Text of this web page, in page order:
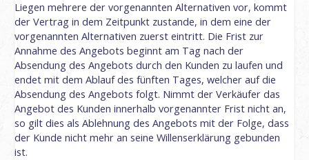
Liegen mehrere der vorgenannten Alternativen vor, kommt
der Vertrag in dem Zeitpunkt zustande, in dem eine der
vorgenannten Alternativen zuerst eintritt. Die Frist zur
Annahme des Angebots beginnt am Tag nach der
Absendung des Angebots durch den Kunden zu laufen und
endet mit dem Ablauf des fünften Tages, welcher auf die
Absendung des Angebots folgt. Nimmt der Verkäufer das
Angebot des Kunden innerhalb vorgenannter Frist nicht an,
so gilt dies als Ablehnung des Angebots mit der Folge, dass
der Kunde nicht mehr an seine Willenserklärung gebunden
ist.